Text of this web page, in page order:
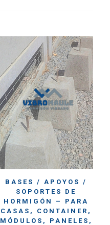
BASES / APOYOS /
SOPORTES DE
HORMIGÓN – PARA
CASAS, CONTAINER,
MÓDULOS, PANELES,